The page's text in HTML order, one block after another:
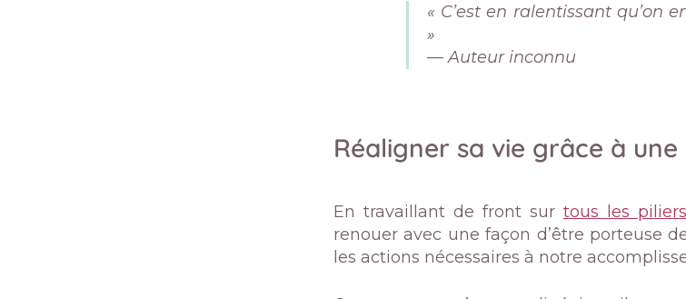
« C’est en ralentissant
»
— Auteur inconnu
Réaligner sa vie grâce à
En travaillant de front sur tous les
renouer avec une façon d’être porteuse
les actions nécessaires à notre